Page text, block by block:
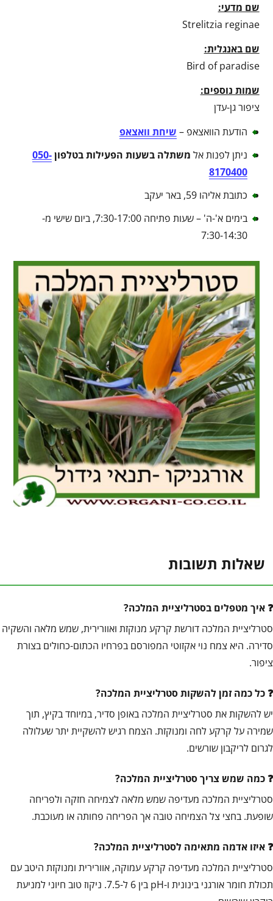
שם מדעי:
Strelitzia reginae
שם באנגלית:
Bird of paradise
שמות נוספים:
ציפור גן-עדן
הודעת הוואצאפ – שיחת וואצאפ
ניתן לפנות אל משתלה בשעות הפעילות בטלפון050-
8170400
כתובת אליהו 59, באר יעקב
בימים א'-ה' – שעות פתיחה 7:30-17:00, ביום שישי מ-
7:30-14:30
שאלות תשובות
איך מטפלים בסטרליציית המלכה?
סטרליציית המלכה דורשת קרקע מנוקזת ואוורירית, שמש מלאה והשקיה
סדירה. היא צמח נוי אקזוטי המפורסם בפרחיו הכתום-כחולים בצורת
ציפור.
כל כמה זמן להשקות סטרליציית המלכה?
יש להשקות את סטרליציית המלכה באופן סדיר, במיוחד בקיץ, תוך
שמירה על קרקע לחה ומנוקזת. הצמח רגיש להשקיית יתר שעלולה
לגרום לריקבון שורשים.
כמה שמש צריך סטרליציית המלכה?
סטרליציית המלכה מעדיפה שמש מלאה לצמיחה חזקה ולפריחה
שופעת. בחצי צל הצמיחה טובה אך הפריחה פחותה או מעוכבת.
איזו אדמה מתאימה לסטרליציית המלכה?
סטרליציית המלכה מעדיפה קרקע עמוקה, אוורירית ומנוקזת היטב עם
תכולת חומר אורגני בינונית ו-pH בין 6 ל-7.5. ניקוז טוב חיוני למניעת